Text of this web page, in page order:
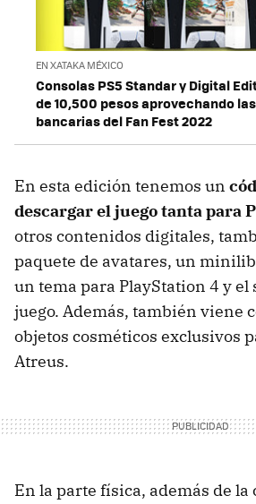
EN XATAKA MÉXICO
Consolas PS5 Standar y Digital
de 10,500 pesos aprovechando
bancarias del Fan Fest 2022
En esta edición tenemos un
descargar el juego tanta para
otros contenidos digitales,
paquete de avatares, un
un tema para PlayStation 4 y
juego. Además, también viene
objetos cosméticos exclusivos
Atreus.
En la parte física, además de la